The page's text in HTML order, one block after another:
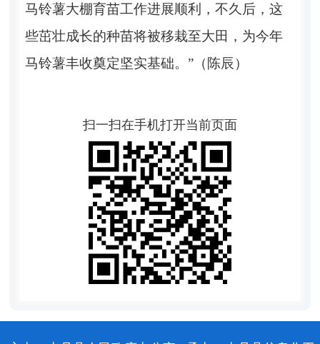
马铃薯大棚育苗工作进展顺利，不久后，这
些茁壮成长的种苗将被移栽至大田，为今年
马铃薯丰收奠定坚实基础。”（陈辰）
扫一扫在手机打开当前页面